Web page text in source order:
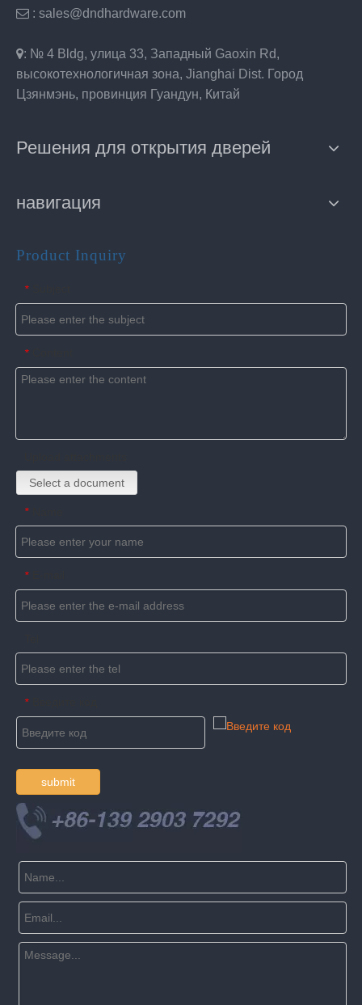
 : sales@dndhardware.com
: № 4 Bldg, улица 33, Западный Gaoxin Rd,
высокотехнологичная зона, Jianghai Dist. Город
Цзянмэнь, провинция Гуандун, Китай
Решения для открытия дверей
навигация
Product Inquiry
*
*
Select a document
*
*
*
submit